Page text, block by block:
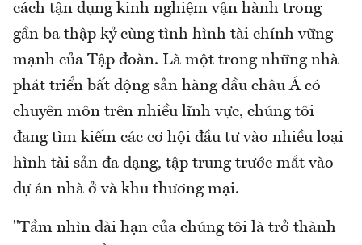
cách tận dụng kinh nghiệm vận hành trong
gần ba thập kỷ cùng tình hình tài chính vững
mạnh của Tập đoàn. Là một trong những nhà
phát triển bất động sản hàng đầu châu Á có
chuyên môn trên nhiều lĩnh vực, chúng tôi
đang tìm kiếm các cơ hội đầu tư vào nhiều loại
hình tài sản đa dạng, tập trung trước mắt vào
dự án nhà ở và khu thương mại.
"Tầm nhìn dài hạn của chúng tôi là trở thành